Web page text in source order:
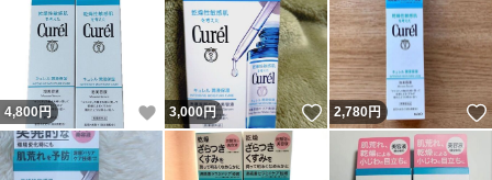
4,800円 いいね！
3,000円 いいね！
2,780円